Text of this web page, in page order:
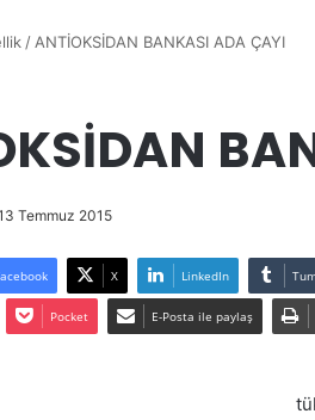
/ ANTİOKSİDAN BANKASI ADA ÇAYI
Temmuz 2015
X LinkedIn
Pocket E-Posta ile paylaş